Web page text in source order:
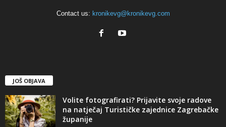
Contact us: kronikevg@kronikevg.com
JOŠ OBJAVA
Volite fotografirati? Prijavite svoje radove
na natječaj Turističke zajednice Zagrebačke
županije